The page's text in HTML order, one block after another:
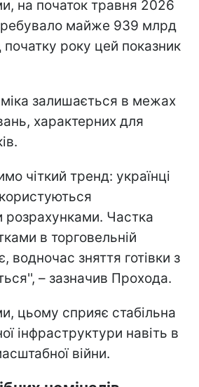
на початок травня 2026
майже 939 млрд
початку року цей показник
залишається в межах
характерних для
чіткий тренд: українці
розрахунками. Частка
в торговельній
водночас зняття готівки з
– зазначив Прохода.
цьому сприяє стабільна
інфраструктури навіть в
війни.